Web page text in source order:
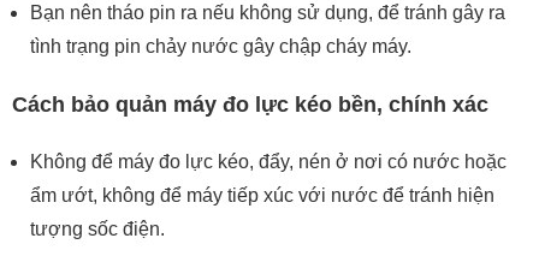
Bạn nên tháo pin ra nếu không sử dụng, để tránh gây ra
tình trạng pin chảy nước gây chập cháy máy.
Cách bảo quản máy đo lực kéo bền, chính xác
Không để máy đo lực kéo, đẩy, nén ở nơi có nước hoặc
ẩm ướt, không để máy tiếp xúc với nước để tránh hiện
tượng sốc điện.